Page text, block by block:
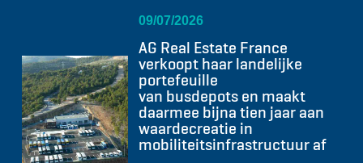
09/07/2026
AG Real Estate France
verkoopt haar landelijke
portefeuille
van busdepots en maakt
daarmee bijna tien jaar aan
waardecreatie in
mobiliteitsinfrastructuur af